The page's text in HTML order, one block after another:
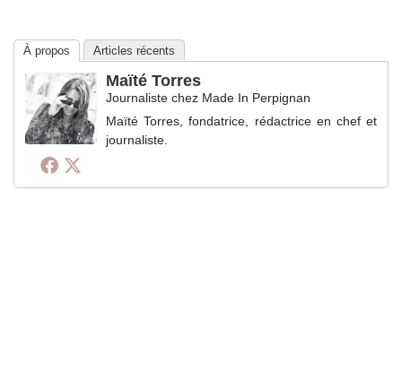
À propos Articles récents
Maïté Torres
Journaliste chez Made In Perpignan
Maïté Torres, fondatrice, rédactrice en chef et
journaliste.